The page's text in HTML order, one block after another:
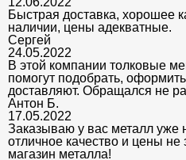
Быстрая доставка, хорошее
наличии, цены адекватные.
Сергей
24.05.2022
В этой компании толковые
помогут подобрать,
доставляют. Обращался не
Антон Б.
17.05.2022
Заказываю у вас металл уже
отличное качество и цены
магазин металла!